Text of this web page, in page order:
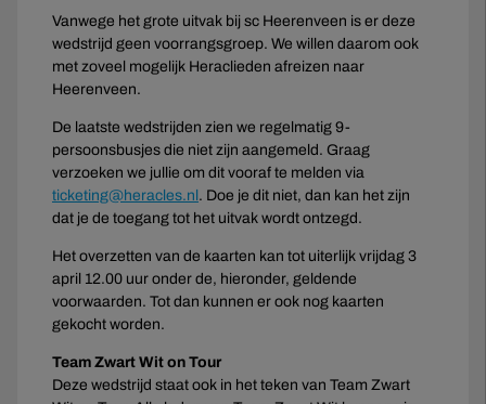
Vanwege het grote uitvak bij sc Heerenveen is er deze
wedstrijd geen voorrangsgroep. We willen daarom ook
met zoveel mogelijk Heraclieden afreizen naar
Heerenveen.
De laatste wedstrijden zien we regelmatig 9-
persoonsbusjes die niet zijn aangemeld. Graag
verzoeken we jullie om dit vooraf te melden via
ticketing@heracles.nl . Doe je dit niet, dan kan het zijn
dat je de toegang tot het uitvak wordt ontzegd.
Het overzetten van de kaarten kan tot uiterlijk vrijdag 3
april 12.00 uur onder de, hieronder, geldende
voorwaarden. Tot dan kunnen er ook nog kaarten
gekocht worden.
Team Zwart Wit on Tour
Deze wedstrijd staat ook in het teken van Team Zwart